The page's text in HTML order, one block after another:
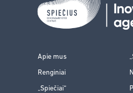
Apie mus
Renginiai
„Spiečiai“